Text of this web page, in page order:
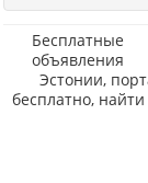
Бесплатные
объявления
Эстонии,
бесплатно,